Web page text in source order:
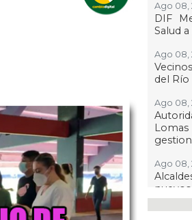
Ago 08,
DIF
Salud
Ago 08,
del Río
Ago 08,
Ago 08,
Boca